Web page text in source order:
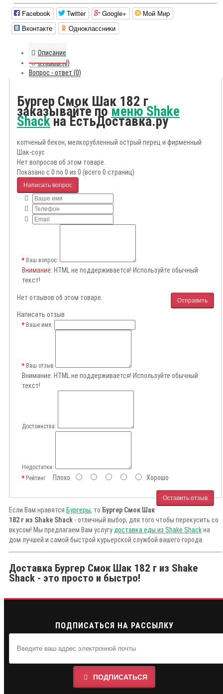
Facebook Twitter Google+
Мой Мир
Вконтакте
Одноклассники
Описание
Отзывы (0)
Вопрос - ответ (0)
Бургер Смок Шак 182 г
заказывайте поменю Shake
Shackна ЕстьДоставка.ру
копченый бекон, мелкорубленный острый перец и фирменный
Шак-соус
Нет вопросов об этом товаре.
Показано с 0 по 0 из 0 (всего 0 страниц)
Написать вопрос
Ваш вопрос:
Внимание: HTML не поддерживается! Используйте обычный
текст!
Отправить
Нет отзывов об этом товаре.
Написать отзыв
Ваше имя:
Ваш отзыв
Внимание: HTML не поддерживается! Используйте обычный
текст!
Достоинства:
Недостатки:
РейтингПлохо Хорошо
Оставить отзыв
Если Вам нравятся Бургеры, то Бургер Смок Шак
182 г из Shake Shack - отличный выбор, для того чтобы перекусить со
вкусом! Мы предлагаем Вам услугу доставка еды из Shake Shackна
дом лучшей и самой быстрой курьерской службой вашего города.
Доставка Бургер Смок Шак 182 г из Shake
Shack - это просто и быстро!
ПОДПИСАТЬСЯ НА РАССЫЛКУ
ПОДПИСАТЬСЯ